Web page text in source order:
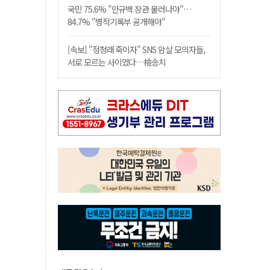
국민 75.6% "안규백 장관 물러나야"…
84.7% "병적기록부 공개해야"
[속보] "정청래 죽이자" SNS 암살 모의자들,
서로 모르는 사이였다…檢송치